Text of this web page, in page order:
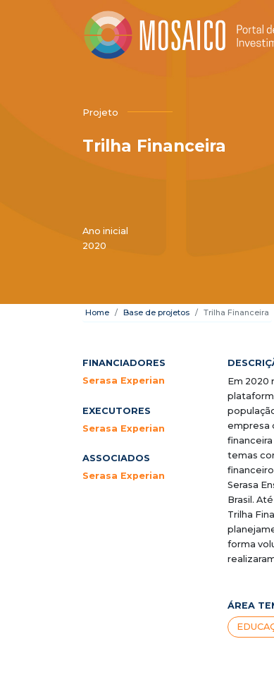
Projeto
Trilha Financeira
Ano inicial
2020
Home Base de projetos Trilha Financeira
FINANCIADORES
Serasa Experian
EXECUTORES
Serasa Experian
ASSOCIADOS
Serasa Experian
Em 2020
empresa
temas
Serasa
Brasil.
Trilha
forma
ÁREA